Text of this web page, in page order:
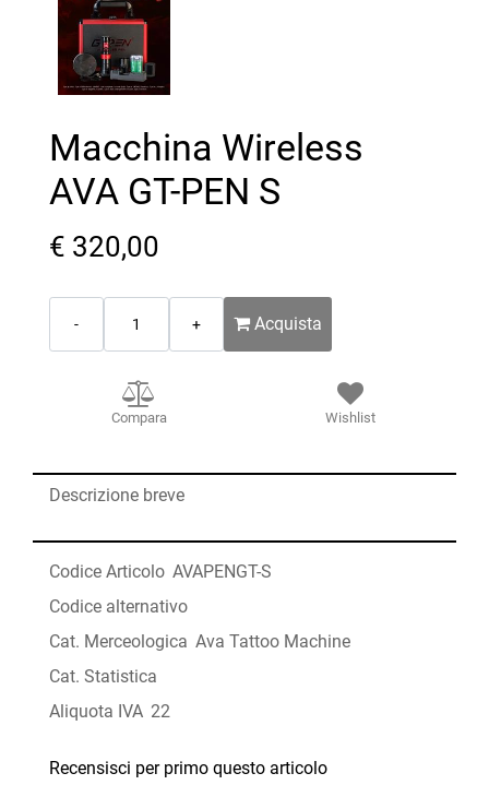
Macchina Wireless
AVA GT-PEN S
€ 320,00
Acquista
Compara Wishlist
Descrizione breve
Codice Articolo AVAPENGT-S
Codice alternativo
Cat. Merceologica Ava Tattoo Machine
Cat. Statistica
Aliquota IVA 22
Recensisci per primo questo articolo